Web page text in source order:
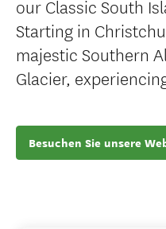
our Classic South
Starting in
majestic Southern
Glacier,
Besuchen Sie unsere